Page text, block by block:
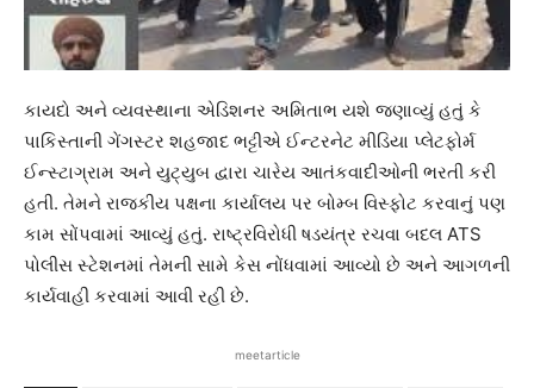
કાયદો અને વ્યવસ્થાના એડિશનર અમિતાભ યશે જણાવ્યું હતું કે
પાકિસ્તાની ગેંગસ્ટર શહજાદ ભટ્ટીએ ઈન્ટરનેટ મીડિયા પ્લેટફોર્મ
ઈન્સ્ટાગ્રામ અને યુટ્યુબ દ્વારા ચારેય આતંકવાદીઓની ભરતી કરી
હતી. તેમને રાજકીય પક્ષના કાર્યાલય પર બોમ્બ વિસ્ફોટ કરવાનું પણ
કામ સોંપવામાં આવ્યું હતું. રાષ્ટ્રવિરોધી ષડયંત્ર રચવા બદલ ATS
પોલીસ સ્ટેશનમાં તેમની સામે કેસ નોંધવામાં આવ્યો છે અને આગળની
કાર્યવાહી કરવામાં આવી રહી છે.
meetarticle